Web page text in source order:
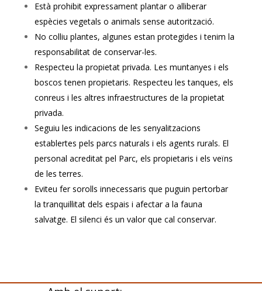
Està prohibit expressament plantar o alliberar
espècies vegetals o animals sense autorització.
No colliu plantes, algunes estan protegides i tenim la
responsabilitat de conservar-les.
Respecteu la propietat privada. Les muntanyes i els
boscos tenen propietaris. Respecteu les tanques, els
conreus i les altres infraestructures de la propietat
privada.
Seguiu les indicacions de les senyalitzacions
establertes pels parcs naturals i els agents rurals. El
personal acreditat pel Parc, els propietaris i els veïns
de les terres.
Eviteu fer sorolls innecessaris que puguin pertorbar
la tranquil·litat dels espais i afectar a la fauna
salvatge. El silenci és un valor que cal conservar.